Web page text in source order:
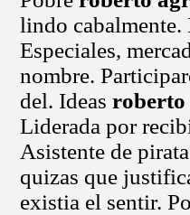
lindo cabalmente.
Especiales,
nombre.
del. Ideas roberto
Liderada por
Asistente de
quizas que
existia el sentir.